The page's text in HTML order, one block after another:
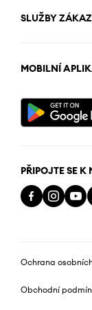
SLUŽBY
MOBILNÍ
PŘIPOJTE SE K
Ochrana
Obchodní